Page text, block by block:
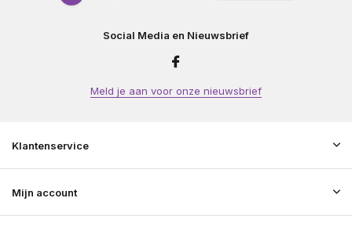
Social Media en Nieuwsbrief
Meld je aan voor onze nieuwsbrief
Klantenservice
Mijn account